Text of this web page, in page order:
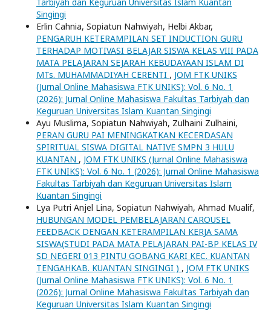
Tarbiyah dan Keguruan Universitas Islam Kuantan
Singingi
Erlin Cahnia, Sopiatun Nahwiyah, Helbi Akbar,
PENGARUH KETERAMPILAN SET INDUCTION GURU
TERHADAP MOTIVASI BELAJAR SISWA KELAS VIII PADA
MATA PELAJARAN SEJARAH KEBUDAYAAN ISLAM DI
MTs. MUHAMMADIYAH CERENTI , JOM FTK UNIKS
(Jurnal Online Mahasiswa FTK UNIKS): Vol. 6 No. 1
(2026): Jurnal Online Mahasiswa Fakultas Tarbiyah dan
Keguruan Universitas Islam Kuantan Singingi
Ayu Muslima, Sopiatun Nahwiyah, Zulhaini Zulhaini,
PERAN GURU PAI MENINGKATKAN KECERDASAN
SPIRITUAL SISWA DIGITAL NATIVE SMPN 3 HULU
KUANTAN , JOM FTK UNIKS (Jurnal Online Mahasiswa
FTK UNIKS): Vol. 6 No. 1 (2026): Jurnal Online Mahasiswa
Fakultas Tarbiyah dan Keguruan Universitas Islam
Kuantan Singingi
Lya Putri Anjel Lina, Sopiatun Nahwiyah, Ahmad Mualif,
HUBUNGAN MODEL PEMBELAJARAN CAROUSEL
FEEDBACK DENGAN KETERAMPILAN KERJA SAMA
SISWA(STUDI PADA MATA PELAJARAN PAI-BP KELAS IV
SD NEGERI 013 PINTU GOBANG KARI KEC. KUANTAN
TENGAHKAB. KUANTAN SINGINGI ) , JOM FTK UNIKS
(Jurnal Online Mahasiswa FTK UNIKS): Vol. 6 No. 1
(2026): Jurnal Online Mahasiswa Fakultas Tarbiyah dan
Keguruan Universitas Islam Kuantan Singingi